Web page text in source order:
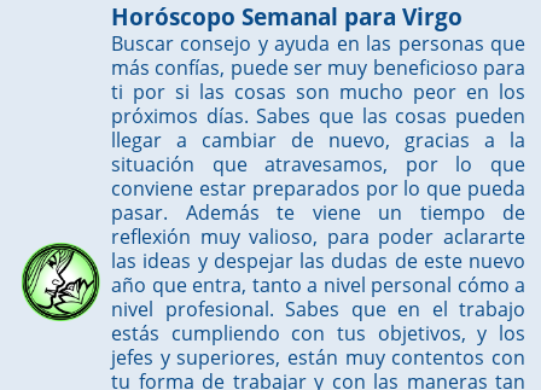
Horóscopo Semanal para Virgo
Buscar consejo y ayuda en las personas que
más confías, puede ser muy beneficioso para
ti por si las cosas son mucho peor en los
próximos días. Sabes que las cosas pueden
llegar a cambiar de nuevo, gracias a la
situación que atravesamos, por lo que
conviene estar preparados por lo que pueda
pasar. Además te viene un tiempo de
reflexión muy valioso, para poder aclararte
las ideas y despejar las dudas de este nuevo
año que entra, tanto a nivel personal cómo a
nivel profesional. Sabes que en el trabajo
estás cumpliendo con tus objetivos, y los
jefes y superiores, están muy contentos con
tu forma de trabajar y con las maneras tan